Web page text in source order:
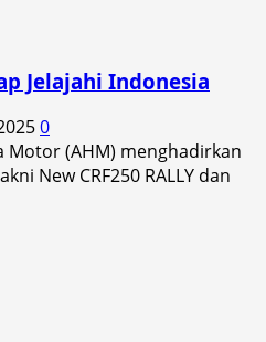
Jelajahi Indonesia
0
Motor (AHM) menghadirkan
New CRF250 RALLY dan